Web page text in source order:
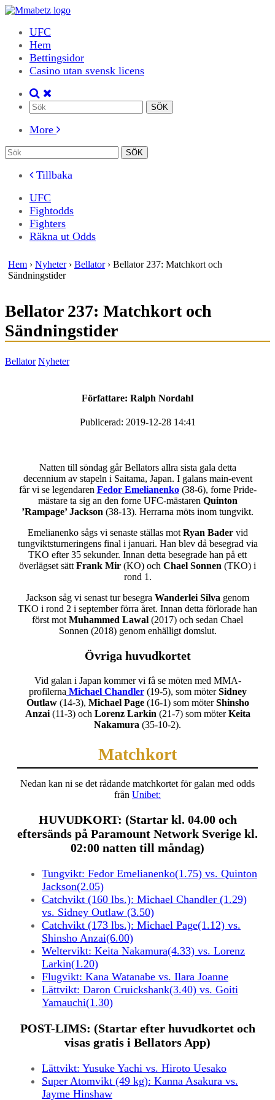
UFC
Hem
Bettingsidor
Casino utan svensk licens
More
Tillbaka
UFC
Fightodds
Fighters
Räkna ut Odds
Hem › Nyheter› Bellator› Bellator 237: Matchkort och
Sändningstider
Bellator 237: Matchkort och
Sändningstider
Bellator Nyheter
Författare: Ralph Nordahl
Publicerad: 2019-12-28 14:41
Natten till söndag går Bellators allra sista gala detta
decennium av stapeln i Saitama, Japan. I galans main-event
får vi se legendaren Fedor Emelianenko(38-6), forne Pride-
mästare ta sig an den forne UFC-mästaren Quinton
’Rampage’ Jackson (38-13). Herrarna möts inom tungvikt.
Emelianenko sågs vi senaste ställas mot Ryan Badervid
tungviktsturneringens final i januari. Han blev då besegrad via
TKO efter 35 sekunder. Innan detta besegrade han på ett
överlägset sätt Frank Mir (KO) och Chael Sonnen (TKO) i
rond 1.
Jackson såg vi senast tur besegra Wanderlei Silva genom
TKO i rond 2 i september förra året. Innan detta förlorade han
först mot Muhammed Lawal (2017) och sedan Chael
Sonnen (2018) genom enhälligt domslut.
Övriga huvudkortet
Vid galan i Japan kommer vi få se möten med MMA-
profilerna Michael Chandler(19-5), som möterSidney
Outlaw (14-3), Michael Page(16-1) som möterShinsho
Anzai(11-3) och Lorenz Larkin (21-7) som möterKeita
Nakamura (35-10-2).
Matchkort
Nedan kan ni se det rådande matchkortet för galan med odds
från Unibet:
HUVUDKORT: (Startar kl. 04.00 och
eftersänds på Paramount Network Sverige kl.
02:00 natten till måndag)
Tungvikt: Fedor Emelianenko(1.75) vs. Quinton
Jackson(2.05)
Catchvikt (160 lbs.): Michael Chandler (1.29)
vs. Sidney Outlaw (3.50)
Catchvikt (173 lbs.): Michael Page(1.12) vs.
Shinsho Anzai(6.00)
Weltervikt: Keita Nakamura(4.33) vs. Lorenz
Larkin(1.20)
Flugvikt: Kana Watanabe vs. Ilara Joanne
Lättvikt: Daron Cruickshank(3.40) vs. Goiti
Yamauchi(1.30)
POST-LIMS: (Startar efter huvudkortet och
visas gratis i Bellators App)
Lättvikt: Yusuke Yachi vs. Hiroto Uesako
Super Atomvikt (49 kg): Kanna Asakura vs.
Jayme Hinshaw